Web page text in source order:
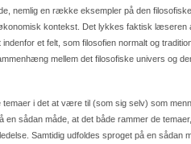
nemlig en række eksempler på den
kontekst. Det lykkes faktisk læseren
et felt, som filosofien normalt og
mellem det filosofiske univers og
i det at være til (som sig selv) som
sådan måde, at det både rammer de
Samtidig udfoldes sproget på en sådan